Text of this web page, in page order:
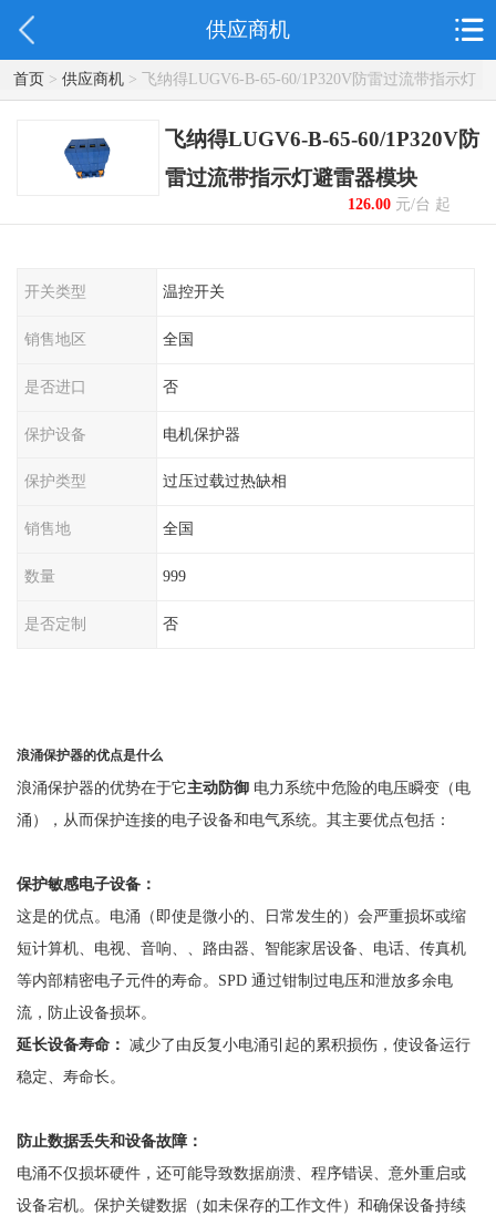
供应商机
首页> 供应商机> 飞纳得LUGV6-B-65-60/1P320V防雷过流带指示灯
避雷器模块
飞纳得LUGV6-B-65-60/1P320V防
雷过流带指示灯避雷器模块
126.00元/台 起
开关类型 温控开关
销售地区 全国
是否进口 否
保护设备 电机保护器
保护类型 过压过载过热缺相
销售地 全国
数量 999
是否定制 否
浪涌保护器的优点是什么
浪涌保护器的优势在于它主动防御 电力系统中危险的电压瞬变（电
涌），从而保护连接的电子设备和电气系统。其主要优点包括：
保护敏感电子设备：
这是的优点。电涌（即使是微小的、日常发生的）会严重损坏或缩
短计算机、电视、音响、、路由器、智能家居设备、电话、传真机
等内部精密电子元件的寿命。 SPD 通过钳制过电压和泄放多余电
流，防止设备损坏。
延长设备寿命： 减少了由反复小电涌引起的累积损伤，使设备运行
稳定、寿命长。
防止数据丢失和设备故障：
电涌不仅损坏硬件，还可能导致数据崩溃、程序错误、意外重启或
设备宕机。保护关键数据（如未保存的工作文件）和确保设备持续